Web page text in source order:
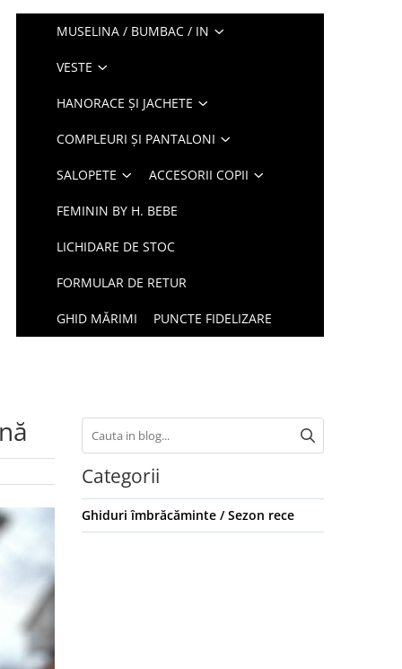
MUSELINA / BUMBAC / IN
VESTE
HANORACE ȘI JACHETE
COMPLEURI ȘI PANTALONI
SALOPETE ACCESORII COPII
FEMININ BY H. BEBE
LICHIDARE DE STOC
FORMULAR DE RETUR
GHID MĂRIMI PUNCTE FIDELIZARE
Categorii
Ghiduri îmbrăcăminte / Sezon rece